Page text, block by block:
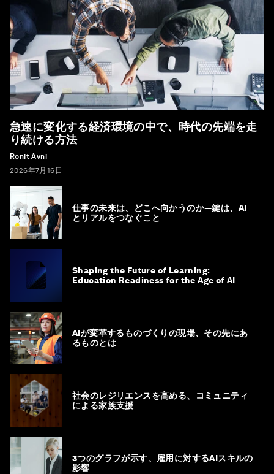
急速に変化する経済環境の中で、時代の先端を走
り続ける方法
Ronit Avni
2026年7月16日
仕事の未来は、どこへ向かうのか―鍵は、AI
とリアルをつなぐこと
Shaping the Future of Learning:
Education Readiness for the Age of AI
AIが変革するものづくりの現場、その先にあ
るものとは
社会のレジリエンスを高める、コミュニティ
による家族支援
3つのグラフが示す、雇用に対するAIスキルの
影響